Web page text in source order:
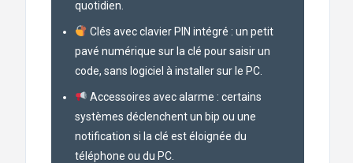
quotidien.
Clés avec clavier PIN intégré : un petit
pavé numérique sur la clé pour saisir un
code, sans logiciel à installer sur le PC.
Accessoires avec alarme : certains
systèmes déclenchent un bip ou une
notification si la clé est éloignée du
téléphone ou du PC.